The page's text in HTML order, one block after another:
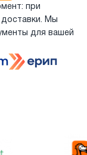
при
доставки. Мы
для вашей